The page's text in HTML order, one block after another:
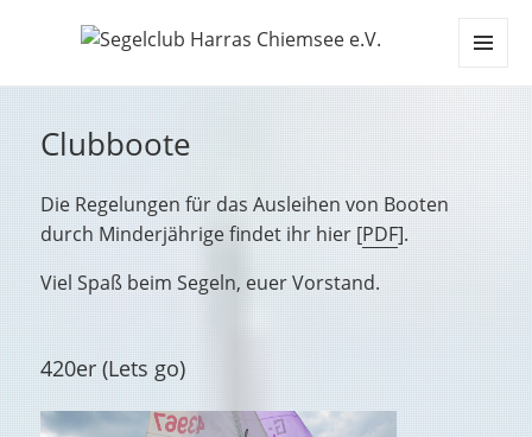
Clubboote
Die Regelungen für das Ausleihen von Booten
durch Minderjährige findet ihr hier [PDF].
Viel Spaß beim Segeln, euer Vorstand.
420er (Lets go)